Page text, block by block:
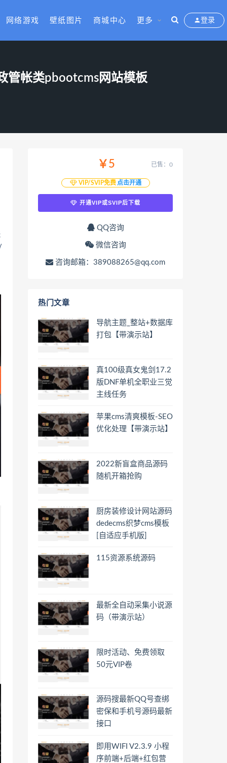
网络游戏 壁纸图片 商城中心 更多 登录
管帐类pbootcms网站模板
￥5
VIP/SVIP免费 点击开通
已售：0
开通VIP或SVIP后下载
QQ咨询
微信咨询
咨询邮箱：389088265@qq.com
热门文章
导航主题_整站+数据库
打包【带演示站】
真100级真女鬼剑17.2
版DNF单机全职业三觉
主线任务
苹果cms清爽模板-SEO
优化处理【带演示站】
2022新盲盒商品源码
随机开箱抢购
厨房装修设计网站源码
dedecms织梦cms模板
[自适应手机版]
115资源系统源码
最新全自动采集小说源
码（带演示站）
限时活动、免费领取
50元VIP卷
源码搜最新QQ号查绑
密保和手机号源码最新
接口
即用WIFI V2.3.9 小程
序前端+后端+红包营